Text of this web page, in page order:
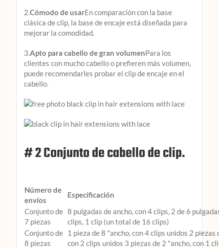
2.Cómodo de usarEn comparación con la base
clásica de clip, la base de encaje está diseñada para
mejorar la comodidad.
3.Apto para cabello de gran volumenPara los
clientes con mucho cabello o prefieren más volumen,
puede recomendarles probar el clip de encaje en el
cabello.
# 2 Conjunto de cabello de clip.
Número de
envíos
Especificación
Conjunto de
7 piezas
8 pulgadas de ancho, con 4 clips, 2 de 6
clips, 1 clip (un total de 16 clips)
Conjunto de
8 piezas
1 pieza de 8 "ancho, con 4 clips unidos 2
con 2 clips unidos 3 piezas de 2 "ancho, con 1